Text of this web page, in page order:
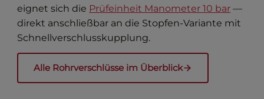
eignet sich die Prüfeinheit Manometer 10 bar —
direkt anschließbar an die Stopfen-Variante mit
Schnellverschlusskupplung.
Alle Rohrverschlüsse im Überblick